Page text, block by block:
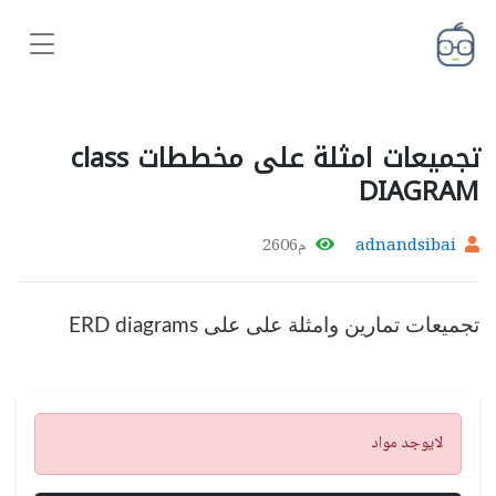
تجميعات امثلة على مخططات class
DIAGRAM
adnandsibai م2606
تجميعات تمارين وامثلة على على ERD diagrams
تنبيه
لايوجد مواد